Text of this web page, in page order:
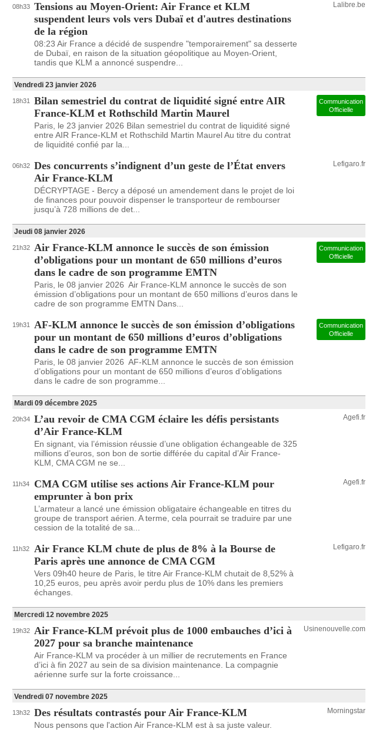
08h33 Tensions au Moyen-Orient: Air France et KLM
suspendent leurs vols vers Dubaï et d'autres destinations
de la région
08:23 Air France a décidé de suspendre "temporairement" sa desserte
de Dubaï, en raison de la situation géopolitique au Moyen-Orient,
tandis que KLM a annoncé suspendre...
Lalibre.be
Vendredi 23 janvier 2026
18h31
Bilan semestriel du contrat de liquidité signé entre AIR
France-KLM et Rothschild Martin Maurel
Paris, le 23 janvier 2026 Bilan semestriel du contrat de liquidité signé
entre AIR France-KLM et Rothschild Martin Maurel Au titre du contrat
de liquidité confié par la...
Communication
Officielle
06h32 Des concurrents s’indignent d’un geste de l’État envers
Air France-KLM
DÉCRYPTAGE - Bercy a déposé un amendement dans le projet de loi
de finances pour pouvoir dispenser le transporteur de rembourser
jusqu’à 728 millions de det...
Lefigaro.fr
Jeudi 08 janvier 2026
21h32 Air France-KLM annonce le succès de son émission
d’obligations pour un montant de 650 millions d’euros
dans le cadre de son programme EMTN
Paris, le 08 janvier 2026 Air France-KLM annonce le succès de son
émission d’obligations pour un montant de 650 millions d’euros dans le
cadre de son programme EMTN Dans...
Communication
Officielle
19h31
AF-KLM annonce le succès de son émission d’obligations
pour un montant de 650 millions d’euros d’obligations
dans le cadre de son programme EMTN
Paris, le 08 janvier 2026 AF-KLM annonce le succès de son émission
d’obligations pour un montant de 650 millions d’euros d’obligations
dans le cadre de son programme...
Communication
Officielle
Mardi 09 décembre 2025
20h34 L’au revoir de CMA CGM éclaire les défis persistants
d’Air France-KLM
En signant, via l’émission réussie d’une obligation échangeable de 325
millions d’euros, son bon de sortie différée du capital d’Air France-
KLM, CMA CGM ne se...
Agefi.fr
11h34
CMA CGM utilise ses actions Air France-KLM pour
emprunter à bon prix
L’armateur a lancé une émission obligataire échangeable en titres du
groupe de transport aérien. A terme, cela pourrait se traduire par une
cession de la totalité de sa...
Agefi.fr
11h32
Air France KLM chute de plus de 8% à la Bourse de
Paris après une annonce de CMA CGM
Vers 09h40 heure de Paris, le titre Air France-KLM chutait de 8,52% à
10,25 euros, peu après avoir perdu plus de 10% dans les premiers
échanges.
Lefigaro.fr
Mercredi 12 novembre 2025
19h32 Air France-KLM prévoit plus de 1000 embauches d’ici à
2027 pour sa branche maintenance
Air France-KLM va procéder à un millier de recrutements en France
d’ici à fin 2027 au sein de sa division maintenance. La compagnie
aérienne surfe sur la forte croissance...
Usinenouvelle.com
Vendredi 07 novembre 2025
13h32 Des résultats contrastés pour Air France-KLM
Nous pensons que l'action Air France-KLM est à sa juste valeur.
Morningstar